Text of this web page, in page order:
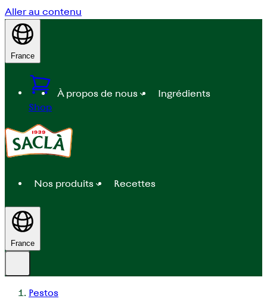
Aller au contenu
France
Shop
À propos de nous Ingrédients
Nos produits Recettes
France
Pestos